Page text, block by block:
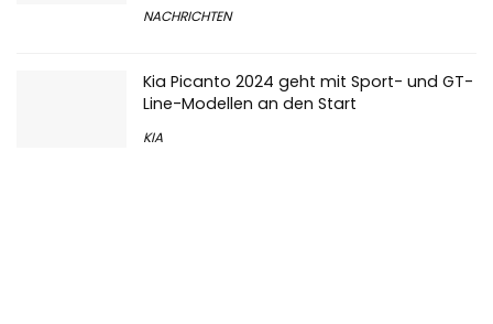
NACHRICHTEN
Kia Picanto 2024 geht mit Sport- und GT-
Line-Modellen an den Start
KIA